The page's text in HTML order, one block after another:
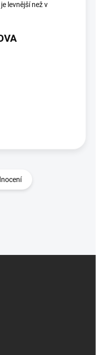
levnější než v